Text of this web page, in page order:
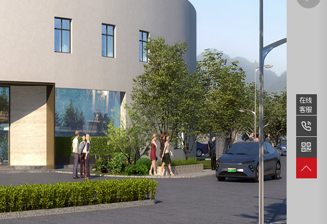
在线
客服